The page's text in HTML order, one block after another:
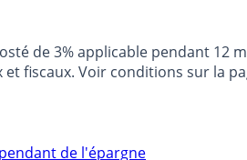
de 3% applicable pendant 12
fiscaux. Voir conditions sur la
de l'épargne